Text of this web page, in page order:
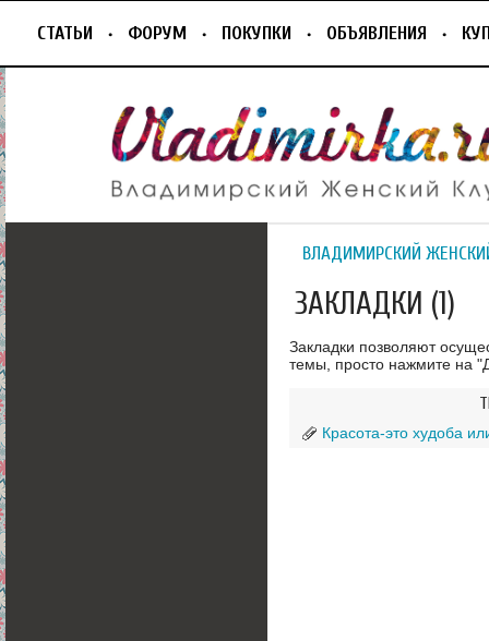
СТАТЬИ ФОРУМ ПОКУПКИ ОБЪЯВЛЕНИЯ
ВЛАДИМИРСКИЙ
ЗАКЛАДКИ (1)
Закладки позволяют
темы, просто нажмите на
Красота-это худоба